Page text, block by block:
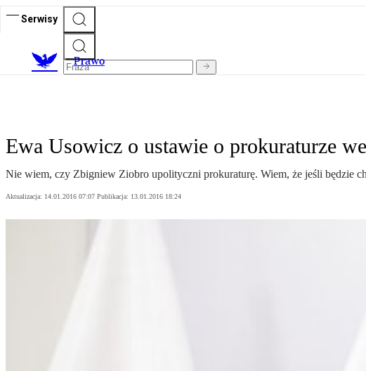
Serwisy
Prawo
Ewa Usowicz o ustawie o prokuraturze
Nie wiem, czy Zbigniew Ziobro upolityczni prokuraturę. Wiem, że jeśli będzie
Aktualizacja: 14.01.2016 07:07 Publikacja: 13.01.2016 18:24